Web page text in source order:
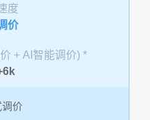
度
价
+ AI智能调价) *
价